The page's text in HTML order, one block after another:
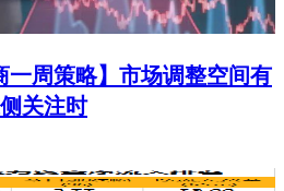
一周策略】市场调整空间有
关注时